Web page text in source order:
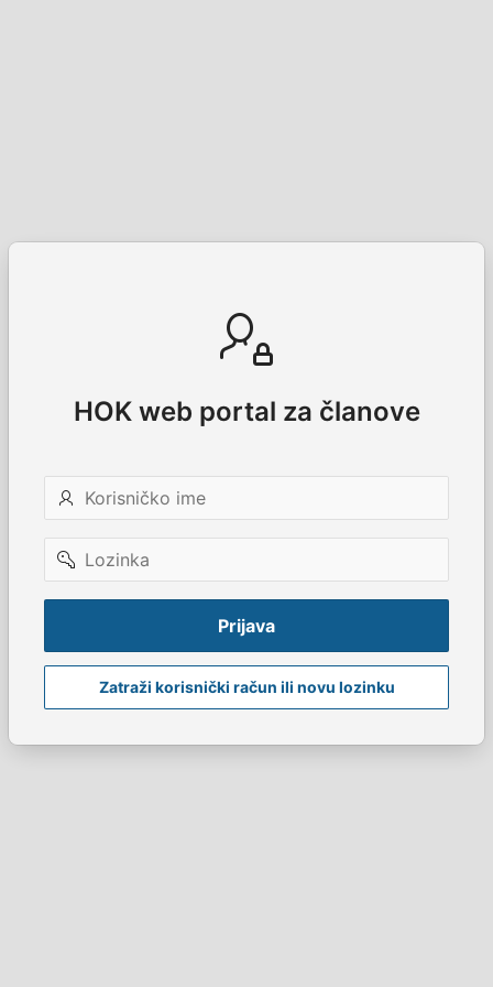
HOK web portal za članove
Korisničko
ime
Lozinka
Prijava
Zatraži korisnički račun ili novu lozinku